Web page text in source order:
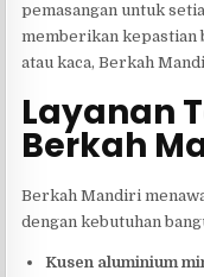
pemasangan untuk
memberikan kepastian
atau kaca, Berkah
Layanan
Berkah
Berkah Mandiri
dengan kebutuhan
Kusen aluminium